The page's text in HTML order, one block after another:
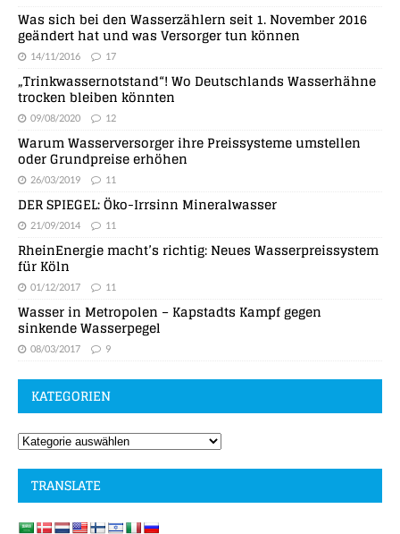
Was sich bei den Wasserzählern seit 1. November 2016
geändert hat und was Versorger tun können
14/11/2016 17
„Trinkwassernotstand“! Wo Deutschlands Wasserhähne
trocken bleiben könnten
09/08/2020 12
Warum Wasserversorger ihre Preissysteme umstellen
oder Grundpreise erhöhen
26/03/2019 11
DER SPIEGEL: Öko-Irrsinn Mineralwasser
21/09/2014 11
RheinEnergie macht’s richtig: Neues Wasserpreissystem
für Köln
01/12/2017 11
Wasser in Metropolen – Kapstadts Kampf gegen
sinkende Wasserpegel
08/03/2017 9
KATEGORIEN
TRANSLATE